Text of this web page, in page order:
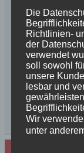
geboren++
schwanger++
So schön,
Lilly´s
Innigkeit,
Unsere
Urlaubsgrüße
Die
Richtlinien-
der
verwendet
soll sowohl
unsere
lesbar und
Wir
unter